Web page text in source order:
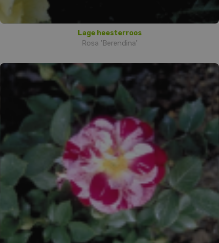
Lage heesterroos
Rosa 'Berendina'